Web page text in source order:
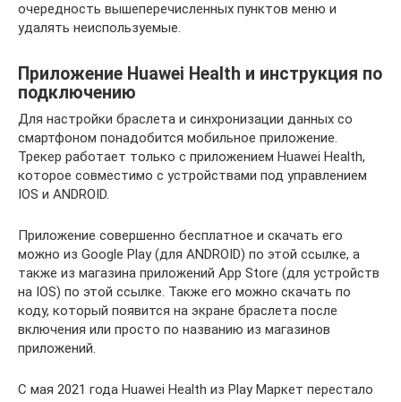
очередность вышеперечисленных пунктов меню и
удалять неиспользуемые.
Приложение Huawei Health и инструкция по
подключению
Для настройки браслета и синхронизации данных со
смартфоном понадобится мобильное приложение.
Трекер работает только с приложением Huawei Health,
которое совместимо с устройствами под управлением
IOS и ANDROID.
Приложение совершенно бесплатное и скачать его
можно из Google Play (для ANDROID) по этой ссылке, а
также из магазина приложений App Store (для устройств
на IOS) по этой ссылке. Также его можно скачать по
коду, который появится на экране браслета после
включения или просто по названию из магазинов
приложений.
С мая 2021 года Huawei Health из Play Маркет перестало